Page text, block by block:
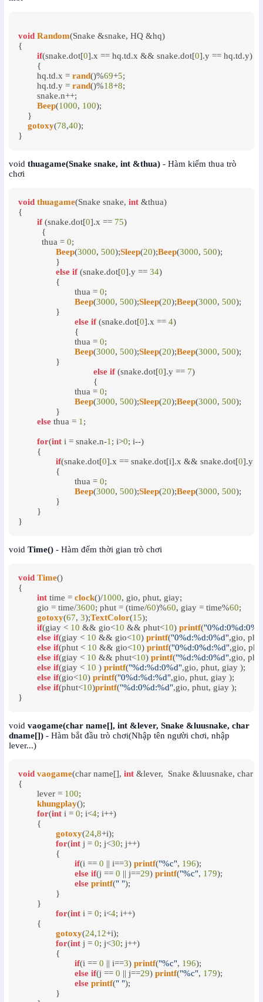
void Random(Snake &snake, HQ &hq)
{
if(snake.dot[0].x == hq.td.x && snake.dot[0].y == hq.td.y)
	hq.td.x =
rand()%69+5;
	hq.td.y =
rand()%18+8;
Beep(1000, 100);
    }
gotoxy(78,40);
void thuagame(Snake snake, int &thua) - Hàm kiểm thua trò
chơi
void thuagame(Snake snake, int &thua)
{
if (snake.dot[0].x == 75)
	  thua =
0;
Beep(3000, 500);Sleep(20);Beep(3000, 500);
else if (snake.dot[0].y == 34)
			thua =
0;
Beep(3000, 500);Sleep(20);Beep(3000, 500);
else if (snake.dot[0].x == 4)
			thua =
0;
Beep(3000, 500);Sleep(20);Beep(3000, 500);
else if (snake.dot[0].y == 7)
			thua =
0;
Beep(3000, 500);Sleep(20);Beep(3000, 500);
else thua = 1;
for(int i = snake.n-1; i>0; i--)
if(snake.dot[0].x == snake.dot[i].x && snake.dot[0].y
			thua =
0;
Beep(3000, 500);Sleep(20);Beep(3000, 500);
}
void Time() - Hàm đếm thời gian trò chơi
void Time()
{
int time = clock()/1000, gio, phut, giay;
	gio = time/
3600; phut = (time/60)%60, giay = time%60;
gotoxy(67, 3);TextColor(15);
if(giay < 10 && gio<10 && phut<10) printf(
else if(giay < 10 && gio<10) printf("0%d:%d:0%d",gio,
else if(phut < 10 && gio<10) printf("0%d:0%d:%d",gio,
else if(giay < 10 && phut<10) printf("%d:%d:0%d",gio,
else if(giay < 10 ) printf("%d:%d:0%d",gio, phut, giay );
else if(gio<10) printf("0%d:%d:%d",gio, phut, giay );
else if(phut<10)printf("%d:0%d:%d",gio, phut, giay );
void vaogame(char name[], int &lever, Snake &luusnake, char
dname[]) - Hàm bắt đầu trò chơi(Nhập tên người chơi, nhập
lever...)
void vaogame(char name[], int &lever,  Snake &luusnake, char
{
	lever =
100;
khungplay();
for(int i = 0; i<4; i++)
gotoxy(24,8+i);
for(int j = 0; j<30; j++)
if(i == 0 || i==3) printf("%c", 196);
else if(j == 0 || j==29) printf("%c", 179);
else printf(" ");
for(int i = 0; i<4; i++)
gotoxy(24,12+i);
for(int j = 0; j<30; j++)
if(i == 0 || i==3) printf("%c", 196);
else if(j == 0 || j==29) printf("%c", 179);
else printf(" ");